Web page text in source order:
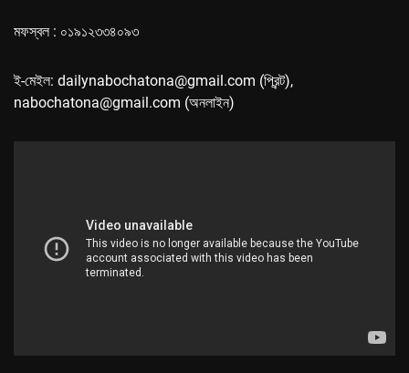
মফস্বল : ০১৯১২৩৩৪০৯৩
ই-মেইল: dailynabochatona@gmail.com (প্রিন্ট),
nabochatona@gmail.com (অনলাইন)